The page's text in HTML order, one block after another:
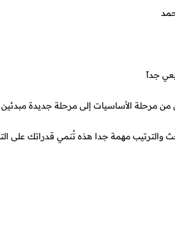
جداً
من مرحلة الأساسيات إلى مرحلة جديدة
والترتيب مهمة جدا هذه تُنمي قدراتك على